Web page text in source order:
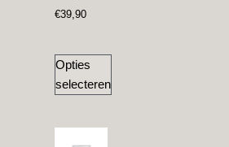
€39,90
Opties
selecteren